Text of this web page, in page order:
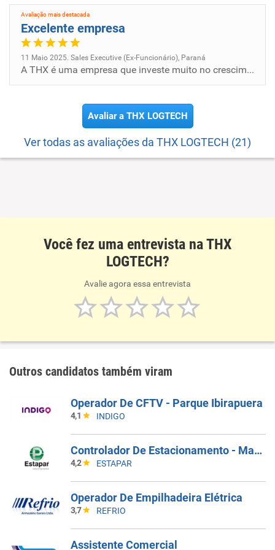
enfrentaremos após a pandemia, pois nossa velocidade e
capacidade de adaptação são uma das nossas maiores
fortalezas.
Visão:
Ser o maior integrador de transportes, impactando
positivamente este mercado, conectando negócios e
pessoas e otimizando recursos por meio da tecnologia.
Dar liberdade para os nosso cliente focar no seu próprio
negócio.
Avaliação mais destacada
Excelente empresa
11 Maio 2025. Sales Executive (Ex-Funcionário), Paraná
A THX é uma empresa que investe muito no crescimento profissional de seus colaboradores, sou grato pela oportunidade em...
Avaliar a THX LOGTECH
Ver todas as avaliações da THX LOGTECH (21)
Você fez uma entrevista na THX
LOGTECH?
Avalie agora essa entrevista
Outros candidatos também viram
Operador De CFTV - Parque Ibirapuera
4,1 INDIGO
Controlador De Estacionamento - Macaé - RJ
4,2 ESTAPAR
Operador De Empilhadeira Elétrica
3,7 REFRIO
Assistente Comercial